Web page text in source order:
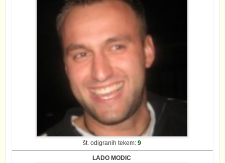
št. odigranih tekem: 9
LADO MODIC